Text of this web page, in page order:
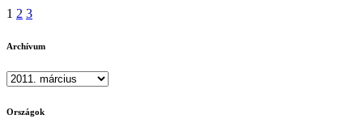
Bejegyzések
lapozása
1 2 3
Archívum
Archívum
Országok